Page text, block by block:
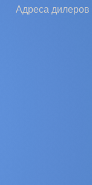
Адреса дилеров